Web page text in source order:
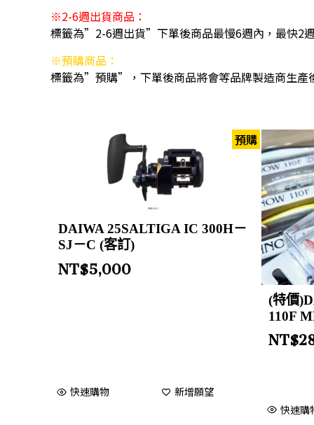
※2-6週出貨商品：
標籤為”2-6週出貨”下單後商品最慢6週內，最快2
※預購商品：
標籤為”預購”，下單後商品將會等品牌製造商生產
預購
DAIWA 25SALTIGA IC 300H－
SJ－C (客訂)
NT$5,000
快速購物 新增願望
(特價
110F
NT$
快速購